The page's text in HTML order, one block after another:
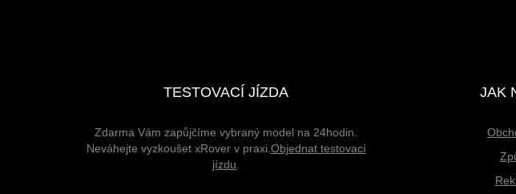
TESTOVACÍ JÍZDA
Zdarma Vám zapůjčíme vybraný model na 24hodin.
Neváhejte vyzkoušet xRover v praxi. Objednat testovací
jízdu
JAK